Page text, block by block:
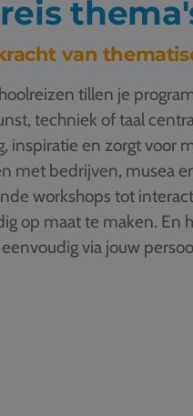
van
tillen je
techniek of taal
inspiratie en zorgt voor
met bedrijven, musea
workshops tot
op maat te maken. En
via jouw